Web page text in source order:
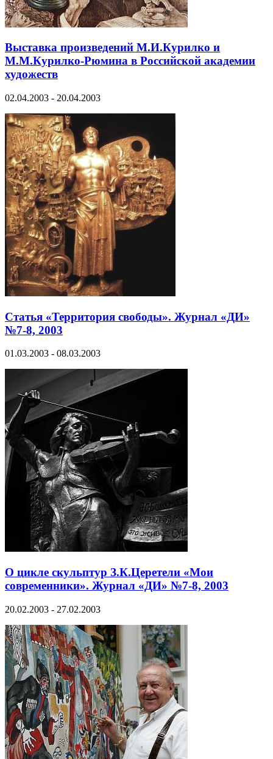
Выставка произведений М.И.Курилко и
М.М.Курилко-Рюмина в Российской академии
художеств
02.04.2003 - 20.04.2003
Статья «Территория свободы». Журнал «ДИ»
№7-8, 2003
01.03.2003 - 08.03.2003
О цикле скульптур З.К.Церетели «Мои
современники». Журнал «ДИ» №7-8, 2003
20.02.2003 - 27.02.2003